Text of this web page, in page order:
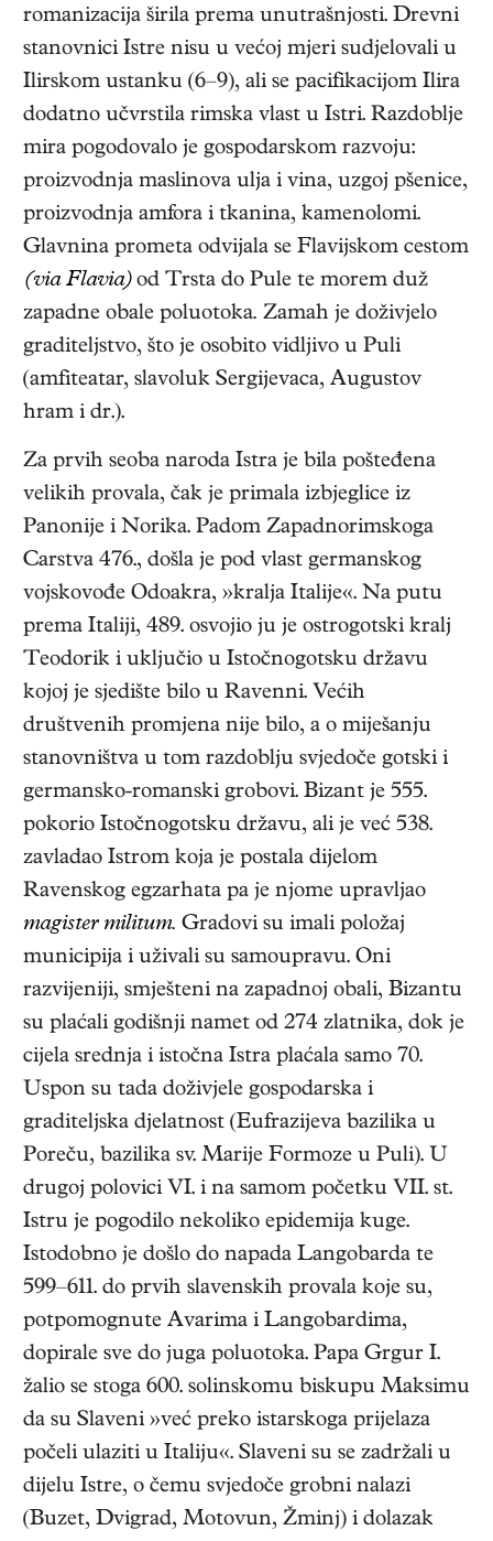
romanizacija širila prema unutrašnjosti. Drevni
stanovnici Istre nisu u većoj mjeri sudjelovali u
Ilirskom ustanku (6–9), ali se pacifikacijom Ilira
dodatno učvrstila rimska vlast u Istri. Razdoblje
mira pogodovalo je gospodarskom razvoju:
proizvodnja maslinova ulja i vina, uzgoj pšenice,
proizvodnja amfora i tkanina, kamenolomi.
Glavnina prometa odvijala se Flavijskom cestom
(via Flavia)od Trsta do Pule te morem duž
zapadne obale poluotoka. Zamah je doživjelo
graditeljstvo, što je osobito vidljivo u Puli
(amfiteatar, slavoluk Sergijevaca, Augustov
hram i dr.).
Za prvih seoba naroda Istra je bila pošteđena
velikih provala, čak je primala izbjeglice iz
Panonije i Norika. Padom Zapadnorimskoga
Carstva 476., došla je pod vlast germanskog
vojskovođe Odoakra, »kralja Italije«. Na putu
prema Italiji, 489. osvojio ju je ostrogotski kralj
Teodorik i uključio u Istočnogotsku državu
kojoj je sjedište bilo u Ravenni. Većih
društvenih promjena nije bilo, a o miješanju
stanovništva u tom razdoblju svjedoče gotski i
germansko-romanski grobovi. Bizant je 555.
pokorio Istočnogotsku državu, ali je već 538.
zavladao Istrom koja je postala dijelom
Ravenskog egzarhata pa je njome upravljao
magister militum. Gradovi su imali položaj
municipija i uživali su samoupravu. Oni
razvijeniji, smješteni na zapadnoj obali, Bizantu
su plaćali godišnji namet od 274 zlatnika, dok je
cijela srednja i istočna Istra plaćala samo 70.
Uspon su tada doživjele gospodarska i
graditeljska djelatnost (Eufrazijeva bazilika u
Poreču, bazilika sv. Marije Formoze u Puli). U
drugoj polovici VI. i na samom početku VII. st.
Istru je pogodilo nekoliko epidemija kuge.
Istodobno je došlo do napada Langobarda te
599–611. do prvih slavenskih provala koje su,
potpomognute Avarima i Langobardima,
dopirale sve do juga poluotoka. Papa Grgur I.
žalio se stoga 600. solinskomu biskupu Maksimu
da su Slaveni »već preko istarskoga prijelaza
počeli ulaziti u Italiju«. Slaveni su se zadržali u
dijelu Istre, o čemu svjedoče grobni nalazi
(Buzet, Dvigrad, Motovun, Žminj) i dolazak